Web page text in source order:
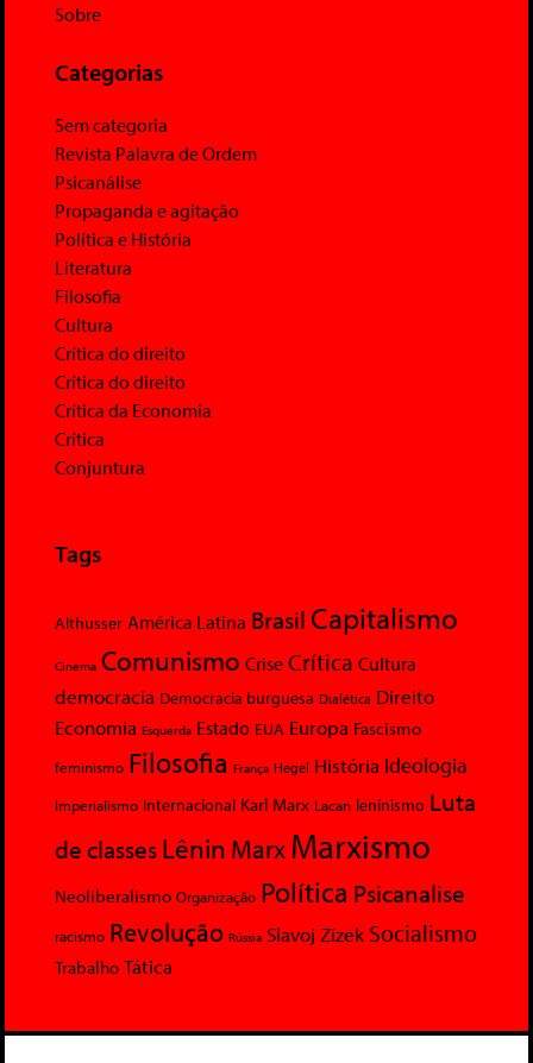
Sobre
Categorias
Sem categoria
Revista Palavra de Ordem
Psicanálise
Propaganda e agitação
Política e História
Literatura
Filosofia
Cultura
Crítica do direito
Crítica do direito
Crítica da Economia
Crítica
Conjuntura
Tags
Althusser América Latina Brasil Capitalismo
Cinema Comunismo Crise Crítica Cultura
democracia Democracia burguesa Dialética Direito
Economia Esquerda Estado EUA Europa Fascismo
feminismo Filosofia França Hegel História Ideologia
Imperialismo Internacional Karl Marx Lacan leninismo Luta
de classesLênin MarxMarxismo
Neoliberalismo Organização Política Psicanalise
racismo Revolução Rússia Slavoj Zizek Socialismo
Trabalho Tática